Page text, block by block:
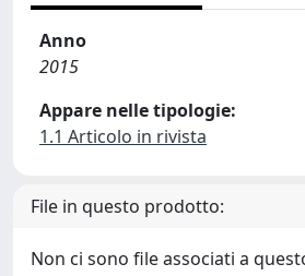
Anno
2015
Appare nelle tipologie:
1.1 Articolo in rivista
File in questo prodotto:
Non ci sono file associati a